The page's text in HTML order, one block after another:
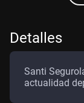
Detalles
Santi
actualidad